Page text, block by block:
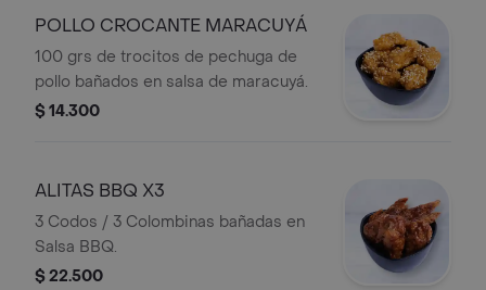
POLLO CROCANTE MARACUYÁ
100 grs de trocitos de pechuga de
pollo bañados en salsa de maracuyá.
$ 14.300
ALITAS BBQ X3
3 Codos / 3 Colombinas bañadas en
Salsa BBQ.
$ 22.500